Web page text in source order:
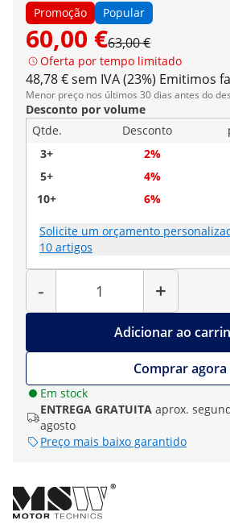
Promoção Popular
60,00 €63,00 €
Oferta por tempo limitado
48,78 € sem IVA (23%) Emitimos
Menor preço nos últimos 30 dias antes do
Desconto por volume
Qtde.
Desconto
3+
2%
5+
4%
10+
6%
Solicite um orçamento
10 artigos
-
Quantidade
+
Adicionar ao
Comprar agora
Em stock
ENTREGA GRATUITA aprox.
agosto
Preço mais baixo garantido